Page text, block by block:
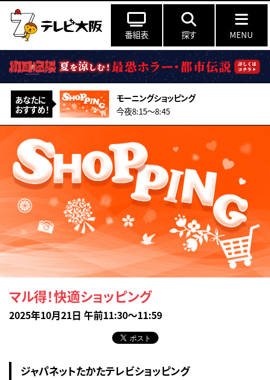
番組表 探す MENU
あなたに
おすすめ！
モーニングショッピング
今夜8:15〜8:45
マル得！快適ショッピング
2025年10月21日 午前11:30～11:59
ジャパネットたかたテレビショッピング